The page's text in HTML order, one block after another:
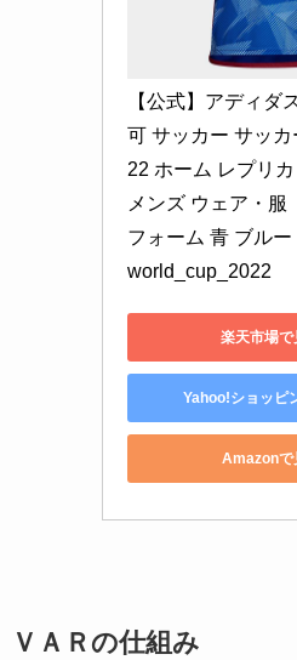
【公式】アディダ
可 サッカー サッ
22 ホーム レプリ
メンズ ウェア・服
フォーム 青 ブルー
world_cup_2022
楽天市場で
Yahoo!ショッピ
Amazonで
ＶＡＲの仕組み